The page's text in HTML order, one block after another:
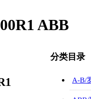
ABB
分类目录
A-B/